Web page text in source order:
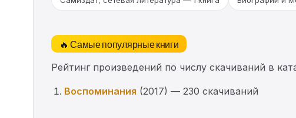
🔥 Самые популярные книги
Рейтинг произведений по числу скачиваний в
Воспоминания (2017) — 230 скачиваний